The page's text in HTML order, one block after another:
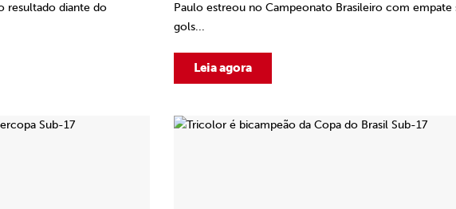
resultado diante do
Paulo estreou no Campeonato Brasileiro com empate
gols...
Leia agora